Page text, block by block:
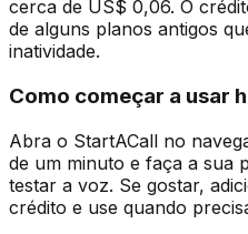
cerca de US$ 0,06. O
de alguns planos antigos
inatividade.
Como começar a usar
Abra o StartACall no
de um minuto e faça a sua
testar a voz. Se gostar,
crédito e use quando